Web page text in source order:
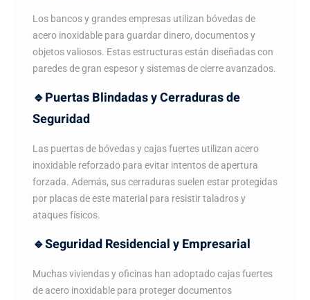
Los bancos y grandes empresas utilizan bóvedas de
acero inoxidable para guardar dinero, documentos y
objetos valiosos. Estas estructuras están diseñadas con
paredes de gran espesor y sistemas de cierre avanzados.
🔹Puertas Blindadas y Cerraduras de
Seguridad
Las puertas de bóvedas y cajas fuertes utilizan acero
inoxidable reforzado para evitar intentos de apertura
forzada. Además, sus cerraduras suelen estar protegidas
por placas de este material para resistir taladros y
ataques físicos.
🔹Seguridad Residencial y Empresarial
Muchas viviendas y oficinas han adoptado cajas fuertes
de acero inoxidable para proteger documentos